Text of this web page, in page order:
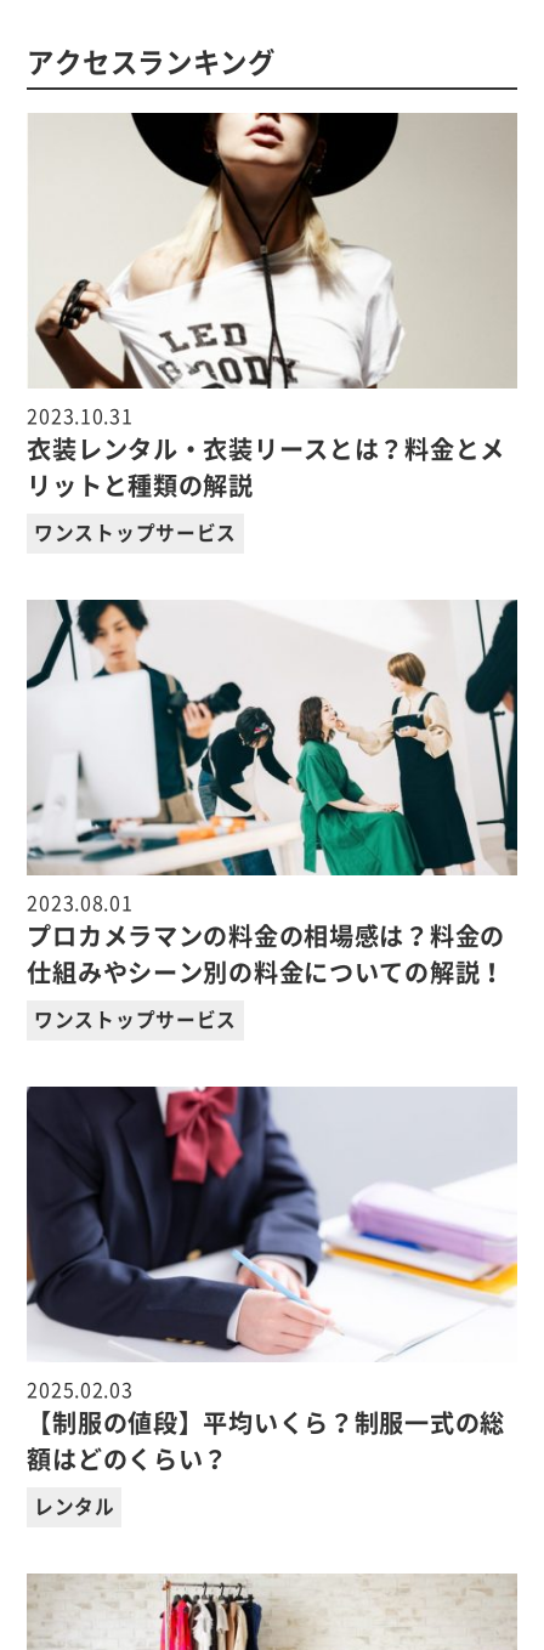
アクセスランキング
2023.10.31
衣装レンタル・衣装リースとは？料金とメ
リットと種類の解説
ワンストップサービス
2023.08.01
プロカメラマンの料金の相場感は？料金の
仕組みやシーン別の料金についての解説！
ワンストップサービス
2025.02.03
【制服の値段】平均いくら？制服一式の総
額はどのくらい？
レンタル